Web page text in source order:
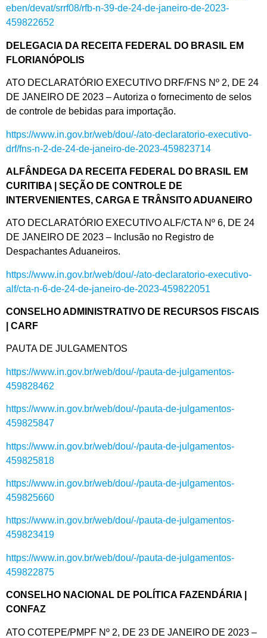
eben/devat/srrf08/rfb-n-39-de-24-de-janeiro-de-2023-
459822652
DELEGACIA DA RECEITA FEDERAL DO BRASIL EM
FLORIANÓPOLIS
ATO DECLARATÓRIO EXECUTIVO DRF/FNS Nº 2, DE 24
DE JANEIRO DE 2023 – Autoriza o fornecimento de selos
de controle de bebidas para importação.
https://www.in.gov.br/web/dou/-/ato-declaratorio-executivo-
drf/fns-n-2-de-24-de-janeiro-de-2023-459823714
ALFÂNDEGA DA RECEITA FEDERAL DO BRASIL EM
CURITIBA | SEÇÃO DE CONTROLE DE
INTERVENIENTES, CARGA E TRÂNSITO ADUANEIRO
ATO DECLARATÓRIO EXECUTIVO ALF/CTA Nº 6, DE 24
DE JANEIRO DE 2023 – Inclusão no Registro de
Despachantes Aduaneiros.
https://www.in.gov.br/web/dou/-/ato-declaratorio-executivo-
alf/cta-n-6-de-24-de-janeiro-de-2023-459822051
CONSELHO ADMINISTRATIVO DE RECURSOS FISCAIS
| CARF
PAUTA DE JULGAMENTOS
https://www.in.gov.br/web/dou/-/pauta-de-julgamentos-
459828462
https://www.in.gov.br/web/dou/-/pauta-de-julgamentos-
459825847
https://www.in.gov.br/web/dou/-/pauta-de-julgamentos-
459825818
https://www.in.gov.br/web/dou/-/pauta-de-julgamentos-
459825660
https://www.in.gov.br/web/dou/-/pauta-de-julgamentos-
459823419
https://www.in.gov.br/web/dou/-/pauta-de-julgamentos-
459822875
CONSELHO NACIONAL DE POLÍTICA FAZENDÁRIA |
CONFAZ
ATO COTEPE/PMPF Nº 2, DE 23 DE JANEIRO DE 2023 –